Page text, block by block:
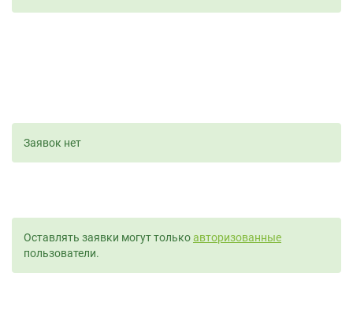
Заявок нет
Оставлять заявки могут толькоавторизованные
пользователи.